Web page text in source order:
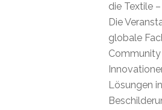
die Textile
Die
globale
Lösungen